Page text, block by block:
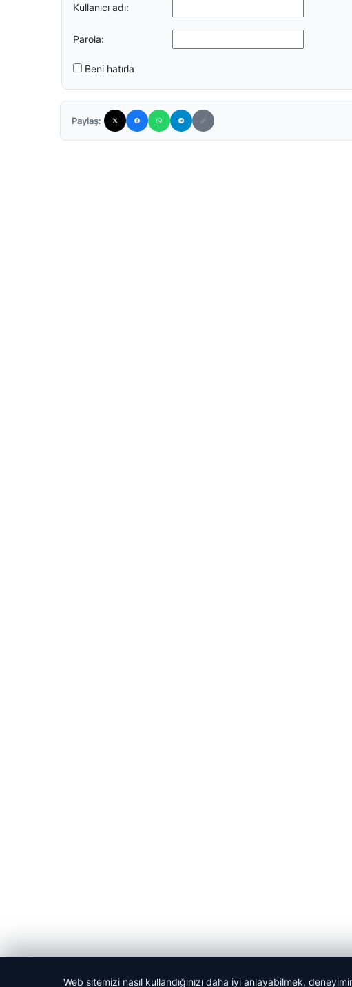
Kullanıcı adı:
Parola:
Beni hatırla
Paylaş:
Web sitemizi nasıl kullandığınızı daha iyi anlayabilmek,